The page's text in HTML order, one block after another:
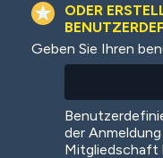
Colorful
ODER
Geben Sie Ihren
der
Mitgliedschaft